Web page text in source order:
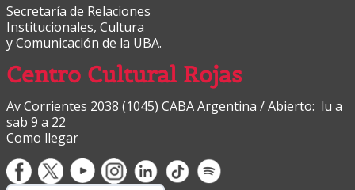
Secretaría de Relaciones
Institucionales, Cultura
y Comunicación de la UBA.
Centro Cultural Rojas
Av Corrientes 2038 (1045) CABA Argentina / Abierto: lu a
sab 9 a 22
Como llegar